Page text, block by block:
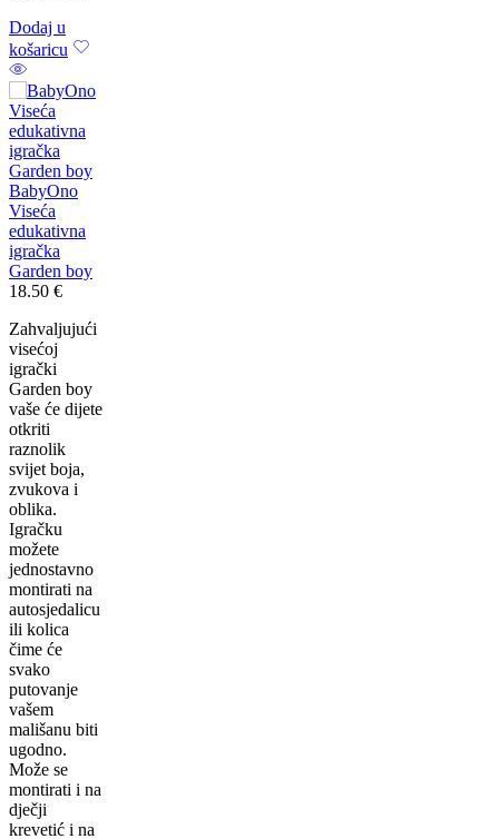
Dodaj u
košaricu
BabyOno
Viseća
edukativna
igračka
Garden boy
18.50 €
Zahvaljujući
visećoj
igrački
Garden boy
vaše će dijete
otkriti
raznolik
svijet boja,
zvukova i
oblika.
Igračku
možete
jednostavno
montirati na
autosjedalicu
ili kolica
čime će
svako
putovanje
vašem
mališanu biti
ugodno.
Može se
montirati i na
dječji
krevetić i na